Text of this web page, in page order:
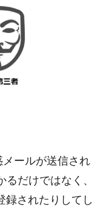
ールが送信され
だけではなく、
録されたりしてし